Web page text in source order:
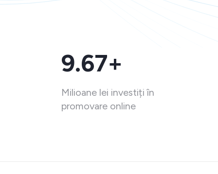
9.67+
Milioane lei investiți în
promovare online